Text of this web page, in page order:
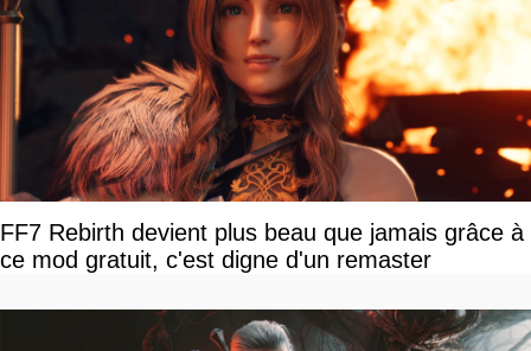
FF7 Rebirth devient plus beau que jamais grâce à
ce mod gratuit, c'est digne d'un remaster